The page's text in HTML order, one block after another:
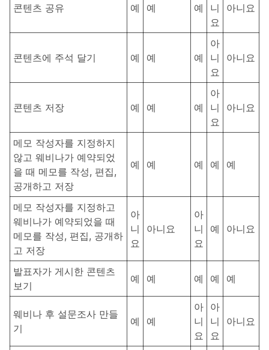
콘텐츠 공유 예 예 예
니
요
아니요
콘텐츠에 주석 달기 예 예 예
아
니
요
아니요
콘텐츠 저장 예 예 예
아
니
요
아니요
메모 작성자를 지정하지
않고 웨비나가 예약되었
을 때 메모를 작성, 편집,
공개하고 저장
예 예 예 예 예
메모 작성자를 지정하고
웨비나가 예약되었을 때
메모를 작성, 편집, 공개하
고 저장
아
니
요
아니요
아
니
요
예 아니요
발표자가 게시한 콘텐츠
보기
예 예 예 예 예
웨비나 후 설문조사 만들
기
예 예
아
니
요
아
니
요
아니요